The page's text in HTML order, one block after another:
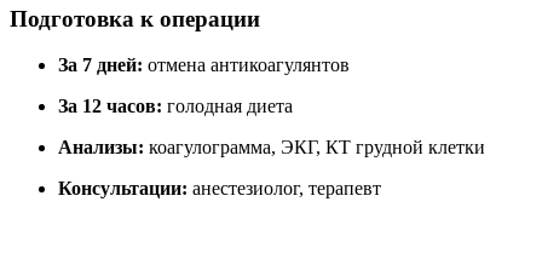
Подготовка к операции
За 7 дней: отмена антикоагулянтов
За 12 часов: голодная диета
Анализы: коагулограмма, ЭКГ, КТ грудной клетки
Консультации: анестезиолог, терапевт